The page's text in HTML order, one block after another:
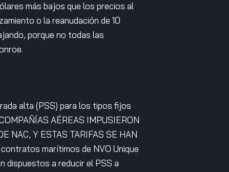
más bajos que los precios al
o la reanudación de 10
porque no todas las
alta (PSS) para los tipos fijos
AÉREAS IMPUSIERON
NAC, Y ESTAS TARIFAS SE HAN
marítimos de NVO Unique
dispuestos a reducir el PSS a